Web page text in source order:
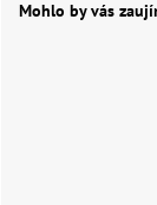
Mohlo by vás